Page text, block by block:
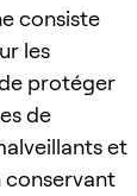
consiste
les
protéger
de
et
conservant